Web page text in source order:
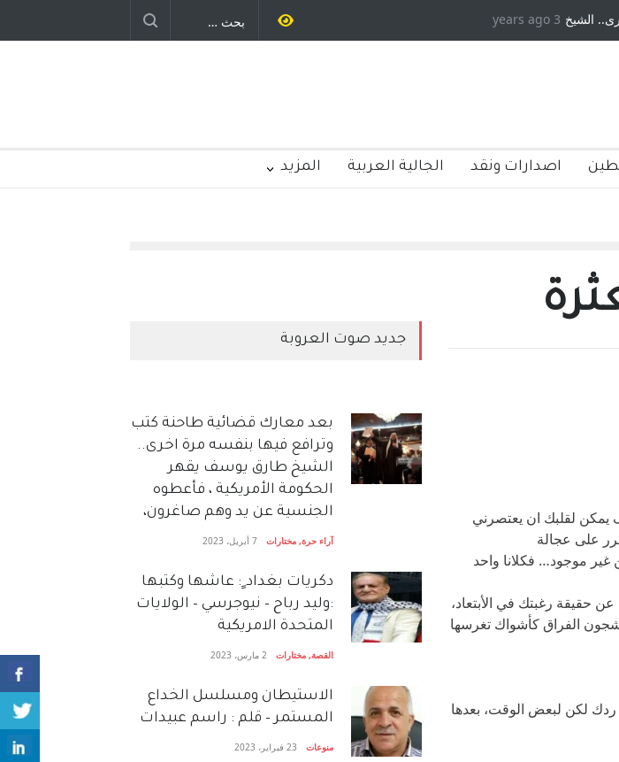
بغداد ٍ: عاشها وكتبها :وليد رباح – نيوجرسي – الولايات المتحدة
3 years ago
اصدارات ونقد الجالية العربية المزيد
يمكن لقلبك ان يعتصرني
على عجالة
غير موجود… فكلانا واحد
حقيقة رغبتك في الأبتعاد،
الفراق كأشواك تغرسها
لكن لبعض الوقت، بعدها
جديد صوت العروبة
بعد معارك قضائية طاحنة كتب
وترافع فيها بنفسه مرة اخرى..
الشيخ طارق يوسف يقهر
الحكومة الأمريكية ، فأعطوه
الجنسية عن يد وهم صاغرون،
آراء حرة, مختارات 7 أبريل، 2023
دكريات بغداد ٍ: عاشها وكتبها
:وليد رباح – نيوجرسي – الولايات
المتحدة الامريكية
القصة, مختارات 2 مارس، 2023
الاستيطان ومسلسل الخداع
المستمر – قلم : راسم عبيدات
منوعات 23 فبراير، 2023